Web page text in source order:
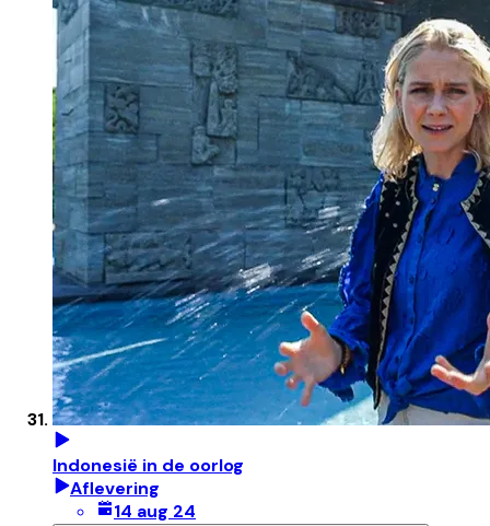
Indonesië in de oorlog
Aflevering
14 aug 24